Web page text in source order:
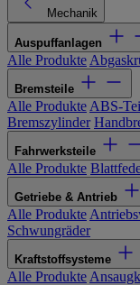
Mechanik
Auspuffanlagen
Alle Produkte
Bremsteile
Alle Produkte ABS-
Bremszylinder
Fahrwerksteile
Alle Produkte
Getriebe & Antrieb
Alle Produkte
Schwungräder
Kraftstoffsysteme
Alle Produkte